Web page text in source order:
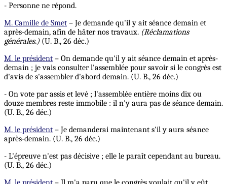
- Personne ne répond.
M. Camille de Smet – Je demande qu'il y ait séance demain et
après-demain, afin de hâter nos travaux. (Réclamations
générales.)(U. B., 26 déc.)
M. le président – On demande qu'il y ait séance demain et après-
demain ; je vais consulter l'assemblée pour savoir si le congrès est
d'avis de s'assembler d'abord demain. (U. B., 26 déc.)
- On vote par assis et levé ; l'assemblée entière moins dix ou
douze membres reste immobile : il n'y aura pas de séance demain.
(U. B., 26 déc.)
M. le président – Je demanderai maintenant s'il y aura séance
après-demain. (U. B., 26 déc.)
- L'épreuve n'est pas décisive ; elle le paraît cependant au bureau.
(U. B., 26 déc.)